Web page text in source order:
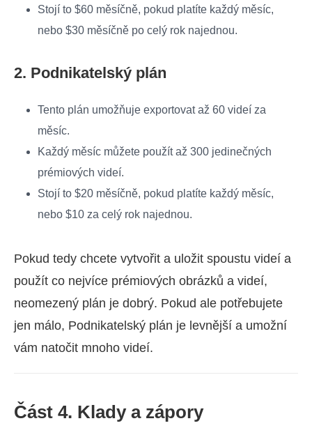
Stojí to $60 měsíčně, pokud platíte každý měsíc,
nebo $30 měsíčně po celý rok najednou.
2. Podnikatelský plán
Tento plán umožňuje exportovat až 60 videí za
měsíc.
Každý měsíc můžete použít až 300 jedinečných
prémiových videí.
Stojí to $20 měsíčně, pokud platíte každý měsíc,
nebo $10 za celý rok najednou.
Pokud tedy chcete vytvořit a uložit spoustu videí a
použít co nejvíce prémiových obrázků a videí,
neomezený plán je dobrý. Pokud ale potřebujete
jen málo, Podnikatelský plán je levnější a umožní
vám natočit mnoho videí.
Část 4. Klady a zápory